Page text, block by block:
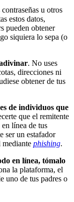
u otros
estos datos,
pueden obtener
siquiera lo sepa (o
. No uses
direcciones ni
obtener de tus
de individuos que
que el remitente
línea de tus
ser un estafador
mediante phishing.
en línea, tómalo
la plataforma, el
uno de tus padres o